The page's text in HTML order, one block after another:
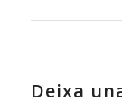
Deixa